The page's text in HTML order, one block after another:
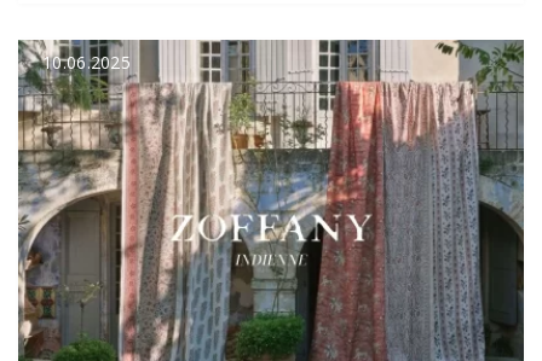
10.06.2025